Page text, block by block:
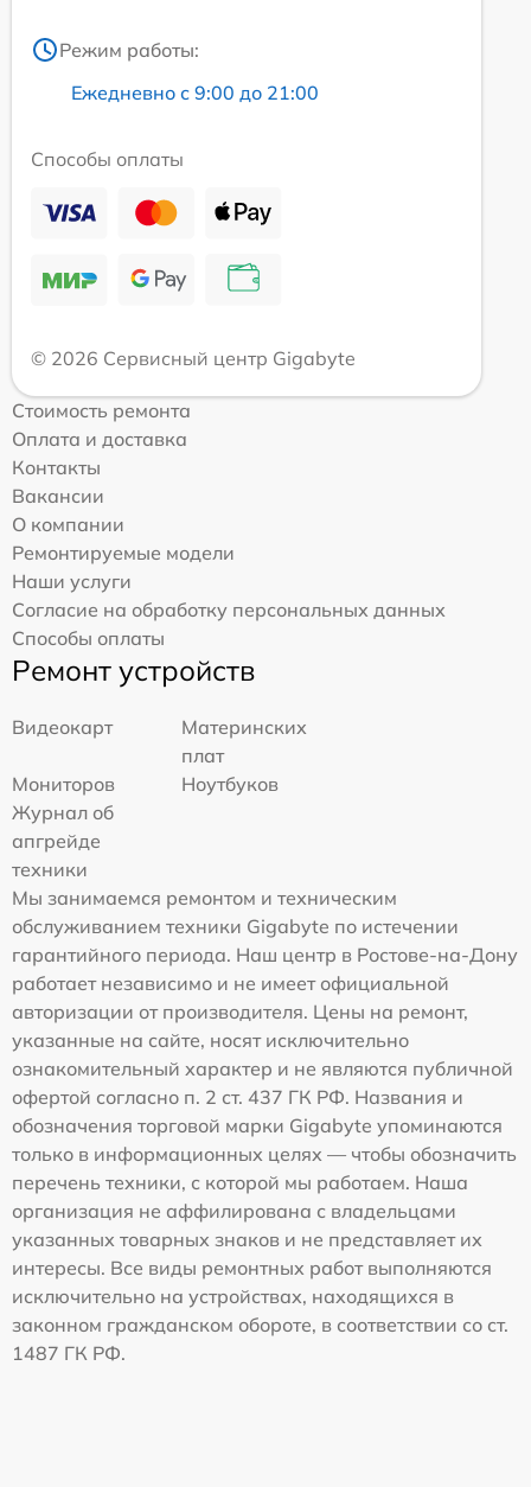
Режим работы:
Ежедневно с 9:00 до 21:00
Способы оплаты
© 2026 Сервисный центр Gigabyte
Стоимость ремонта
Оплата и доставка
Контакты
Вакансии
О компании
Ремонтируемые модели
Наши услуги
Согласие на обработку персональных данных
Способы оплаты
Ремонт устройств
Видеокарт
Материнских
плат
Мониторов
Ноутбуков
Журнал об
апгрейде
техники
Мы занимаемся ремонтом и техническим
обслуживанием техники Gigabyte по истечении
гарантийного периода. Наш центр в Ростове-на-Дону
работает независимо и не имеет официальной
авторизации от производителя. Цены на ремонт,
указанные на сайте, носят исключительно
ознакомительный характер и не являются публичной
офертой согласно п. 2 ст. 437 ГК РФ. Названия и
обозначения торговой марки Gigabyte упоминаются
только в информационных целях — чтобы обозначить
перечень техники, с которой мы работаем. Наша
организация не аффилирована с владельцами
указанных товарных знаков и не представляет их
интересы. Все виды ремонтных работ выполняются
исключительно на устройствах, находящихся в
законном гражданском обороте, в соответствии со ст.
1487 ГК РФ.